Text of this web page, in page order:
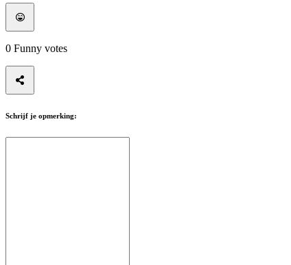
0 Funny votes
Schrijf je opmerking: